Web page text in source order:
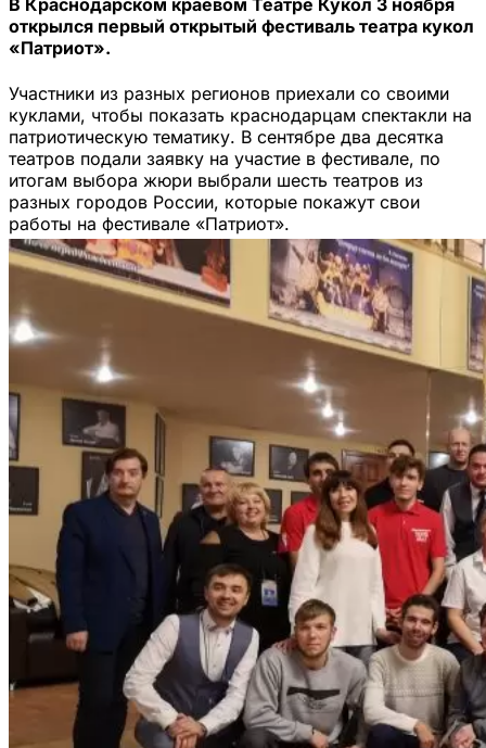
В Краснодарском краевом Театре Кукол 3 ноября
открылся первый открытый фестиваль театра кукол
«Патриот».
Участники из разных регионов приехали со своими
куклами, чтобы показать краснодарцам спектакли на
патриотическую тематику. В сентябре два десятка
театров подали заявку на участие в фестивале, по
итогам выбора жюри выбрали шесть театров из
разных городов России, которые покажут свои
работы на фестивале «Патриот».